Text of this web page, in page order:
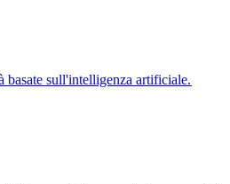
sull'intelligenza artificiale.​​